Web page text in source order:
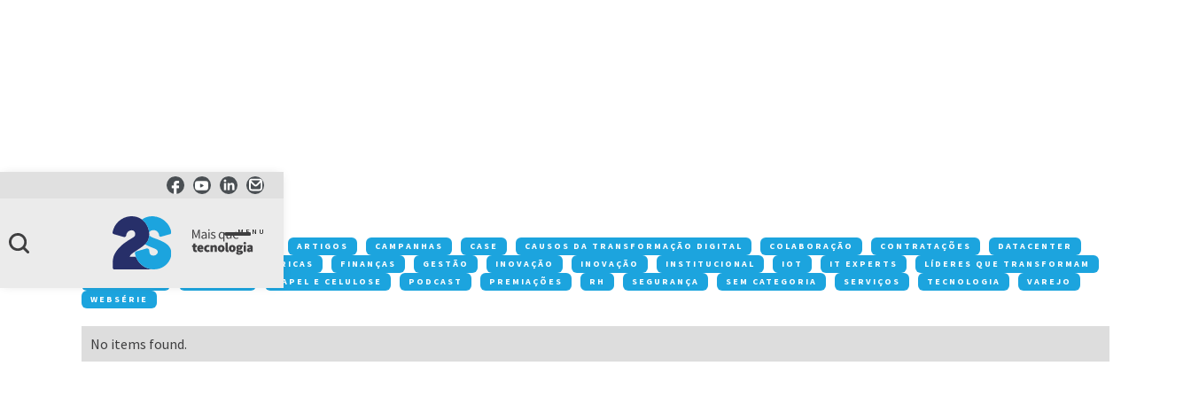
MENU
startups
Conteúdos: ACONTECE NA 2S ARTIGOS CAMPANHAS CASE CAUSOS DA TRANSFORMAÇÃO DIGITAL COLABORAÇÃO CONTRATAÇÕES
DATACENTER
DESTAQUE
FÁBRICAS FINANÇAS GESTÃO INOVAÇÃO INOVAÇÃO INSTITUCIONAL IOT IT EXPERTS
LÍDERES QUE TRANSFORMAM
PAPEL E CELULOSE PODCAST PREMIAÇÕES RH SEGURANÇA SEM CATEGORIA SERVIÇOS TECNOLOGIA
VAREJO
WEBSÉRIE
No items found.